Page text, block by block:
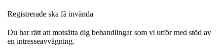
Registrerade ska få invända
Du har rätt att motsätta dig behandlingar som vi utför med stöd av
en intresseavvägning.